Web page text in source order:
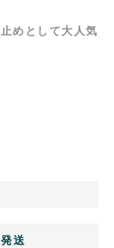
めとして大人気
送